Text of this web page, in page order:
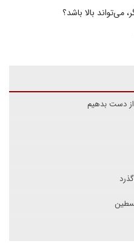
بالا باشد؟
دست بدهیم